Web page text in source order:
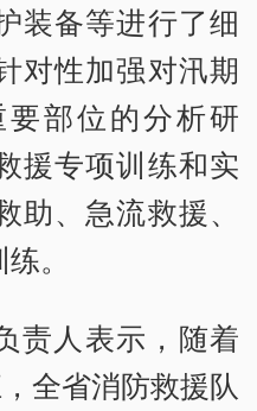
装备等进行了细
对性加强对汛期
部位的分析研
援专项训练和实
、急流救援、
。
责人表示，随着
全省消防救援队